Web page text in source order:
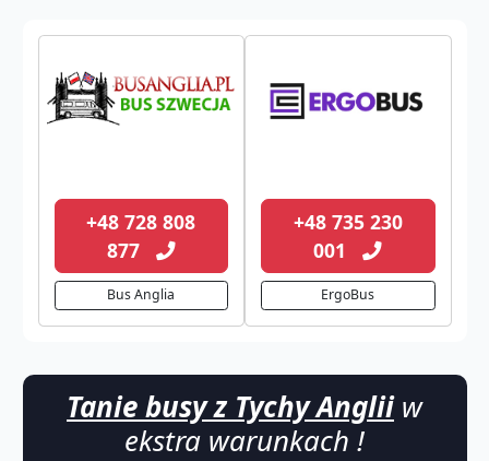
+48 728 808
877
Bus Anglia
+48 735 230
001
ErgoBus
Tanie busy z Tychy Angliiw
ekstra warunkach !